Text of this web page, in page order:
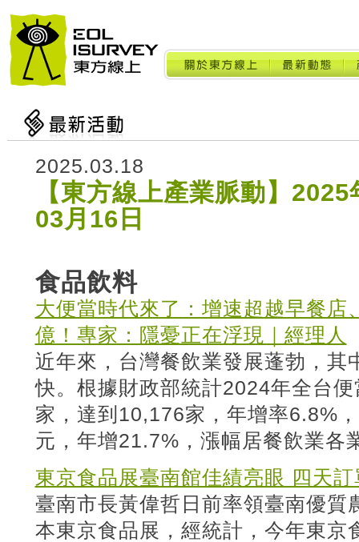
2025.03.18
【東方線上產業脈動】
03月16日
食品飲料
大便當時代來了：增速超越早餐店
億！專家：隱憂正在浮現｜經理人
近年來，台灣餐飲業發展蓬勃，其
快。根據財政部統計2024年全台
家，達到10,176家，年增率6.8%
元，年增21.7%，漲幅居餐飲業各
東京食品展臺南館佳績亮眼 四天
臺南市長黃偉哲日前率領臺南優質
本東京食品展，經統計，今年東京